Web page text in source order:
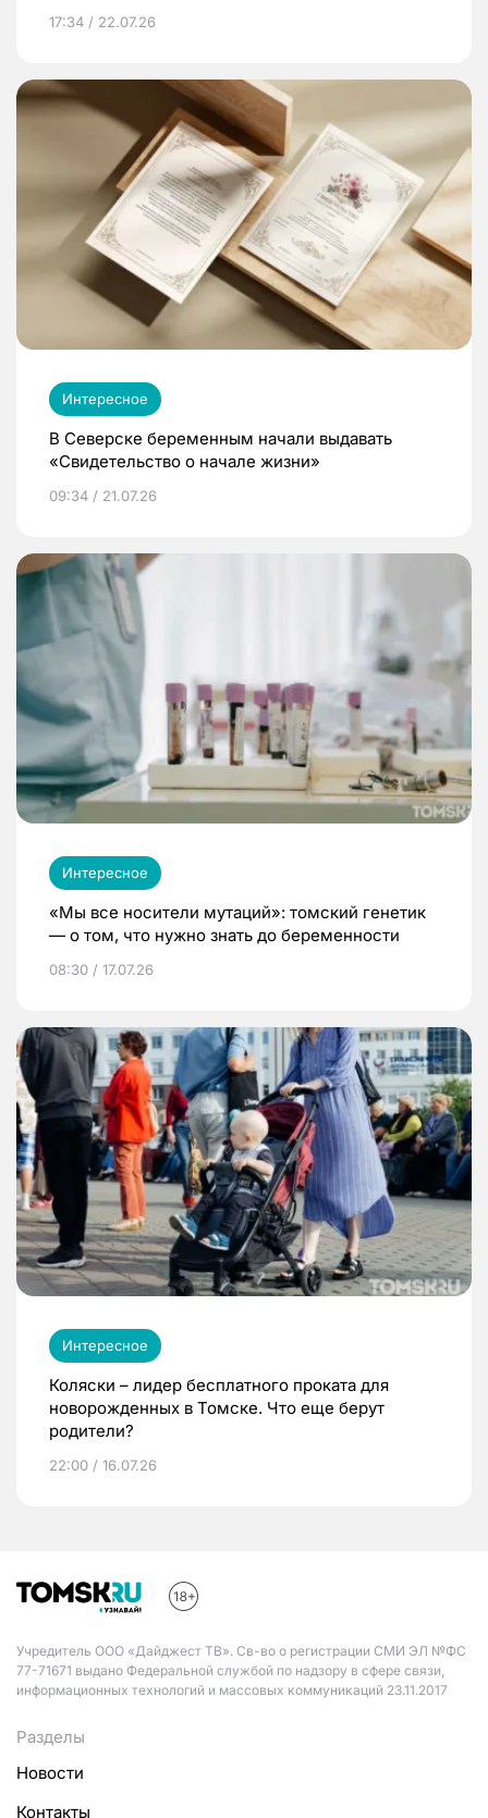
17:34 / 22.07.26
Интересное
В Северске беременным начали выдавать
«Свидетельство о начале жизни»
09:34 / 21.07.26
Интересное
«Мы все носители мутаций»: томский генетик
— о том, что нужно знать до беременности
08:30 / 17.07.26
Интересное
Коляски – лидер бесплатного проката для
новорожденных в Томске. Что еще берут
родители?
22:00 / 16.07.26
Учредитель ООО «Дайджест ТВ». Св-во о регистрации СМИ ЭЛ №ФС
77-71671 выдано Федеральной службой по надзору в сфере связи,
информационных технологий и массовых коммуникаций 23.11.2017
Разделы
Новости
Контакты